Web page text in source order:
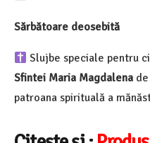
Sărbătoare deosebită
Slujbe speciale pentru
Sfintei Maria Magdalena
patroana spirituală a